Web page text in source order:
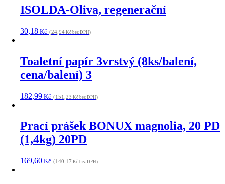
ISOLDA-Oliva, regenerační
30,18 Kč (24,94 Kč bez DPH)
Toaletní papír 3vrstvý (8ks/balení,
cena/balení) 3
182,99 Kč (151,23 Kč bez DPH)
Prací prášek BONUX magnolia, 20 PD
(1,4kg) 20PD
169,60 Kč (140,17 Kč bez DPH)